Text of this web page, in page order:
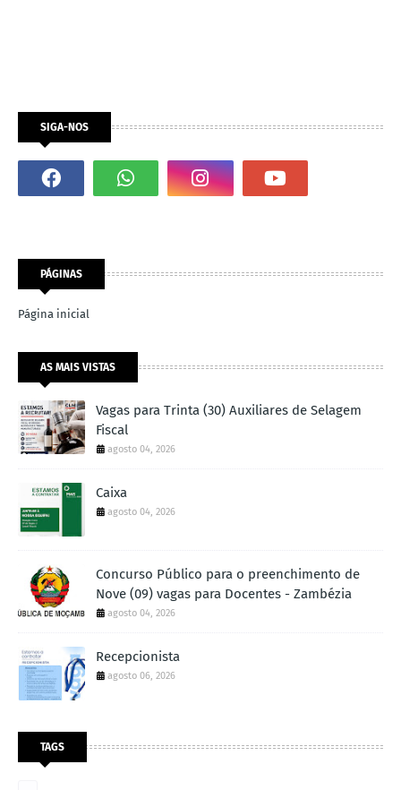
SIGA-NOS
PÁGINAS
Página inicial
AS MAIS VISTAS
Vagas para Trinta (30) Auxiliares de Selagem
Fiscal
agosto 04, 2026
Caixa
agosto 04, 2026
Concurso Público para o preenchimento de
Nove (09) vagas para Docentes - Zambézia
agosto 04, 2026
Recepcionista
agosto 06, 2026
TAGS